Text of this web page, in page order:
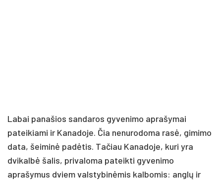
Labai panašios sandaros gyvenimo aprašymai
pateikiami ir Kanadoje. Čia nenurodoma rasė, gimimo
data, šeiminė padėtis. Tačiau Kanadoje, kuri yra
dvikalbė šalis, privaloma pateikti gyvenimo
aprašymus dviem valstybinėmis kalbomis: anglų ir